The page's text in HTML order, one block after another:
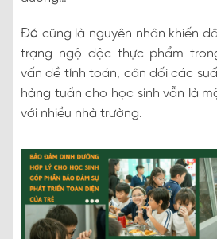
Đó cũng là nguyên nhân khiến
trạng ngộ độc thực phẩm
vấn đề tính toán, cân đối các
hàng tuần cho học sinh vẫn là
với nhiều nhà trường.